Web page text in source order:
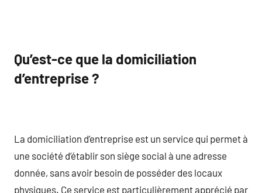
Qu’est-ce que la domiciliation
d’entreprise ?
La domiciliation d’entreprise est un service qui permet à
une société d’établir son siège social à une adresse
donnée, sans avoir besoin de posséder des locaux
physiques. Ce service est particulièrement apprécié par